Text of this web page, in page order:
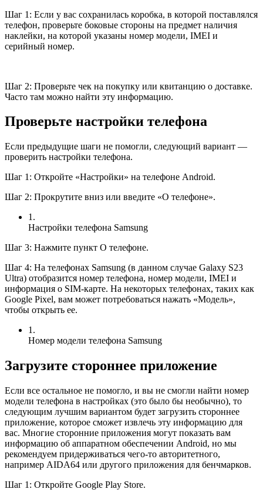
Шаг 1: Если у вас сохранилась коробка, в которой поставлялся
телефон, проверьте боковые стороны на предмет наличия
наклейки, на которой указаны номер модели, IMEI и
серийный номер.
Шаг 2: Проверьте чек на покупку или квитанцию о доставке.
Часто там можно найти эту информацию.
Проверьте настройки телефона
Если предыдущие шаги не помогли, следующий вариант —
проверить настройки телефона.
Шаг 1: Откройте «Настройки» на телефоне Android.
Шаг 2: Прокрутите вниз или введите «О телефоне».
1.
Настройки телефона Samsung
Шаг 3: Нажмите пункт О телефоне.
Шаг 4: На телефонах Samsung (в данном случае Galaxy S23
Ultra) отобразится номер телефона, номер модели, IMEI и
информация о SIM-карте. На некоторых телефонах, таких как
Google Pixel, вам может потребоваться нажать «Модель»,
чтобы открыть ее.
1.
Номер модели телефона Samsung
Загрузите стороннее приложение
Если все остальное не помогло, и вы не смогли найти номер
модели телефона в настройках (это было бы необычно), то
следующим лучшим вариантом будет загрузить стороннее
приложение, которое сможет извлечь эту информацию для
вас. Многие сторонние приложения могут показать вам
информацию об аппаратном обеспечении Android, но мы
рекомендуем придерживаться чего-то авторитетного,
например AIDA64 или другого приложения для бенчмарков.
Шаг 1: Откройте Google Play Store.